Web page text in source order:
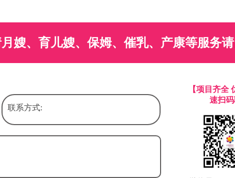
嫂、育儿嫂、保姆、催乳、产康等服务
联系方式:
【项目齐全
速扫